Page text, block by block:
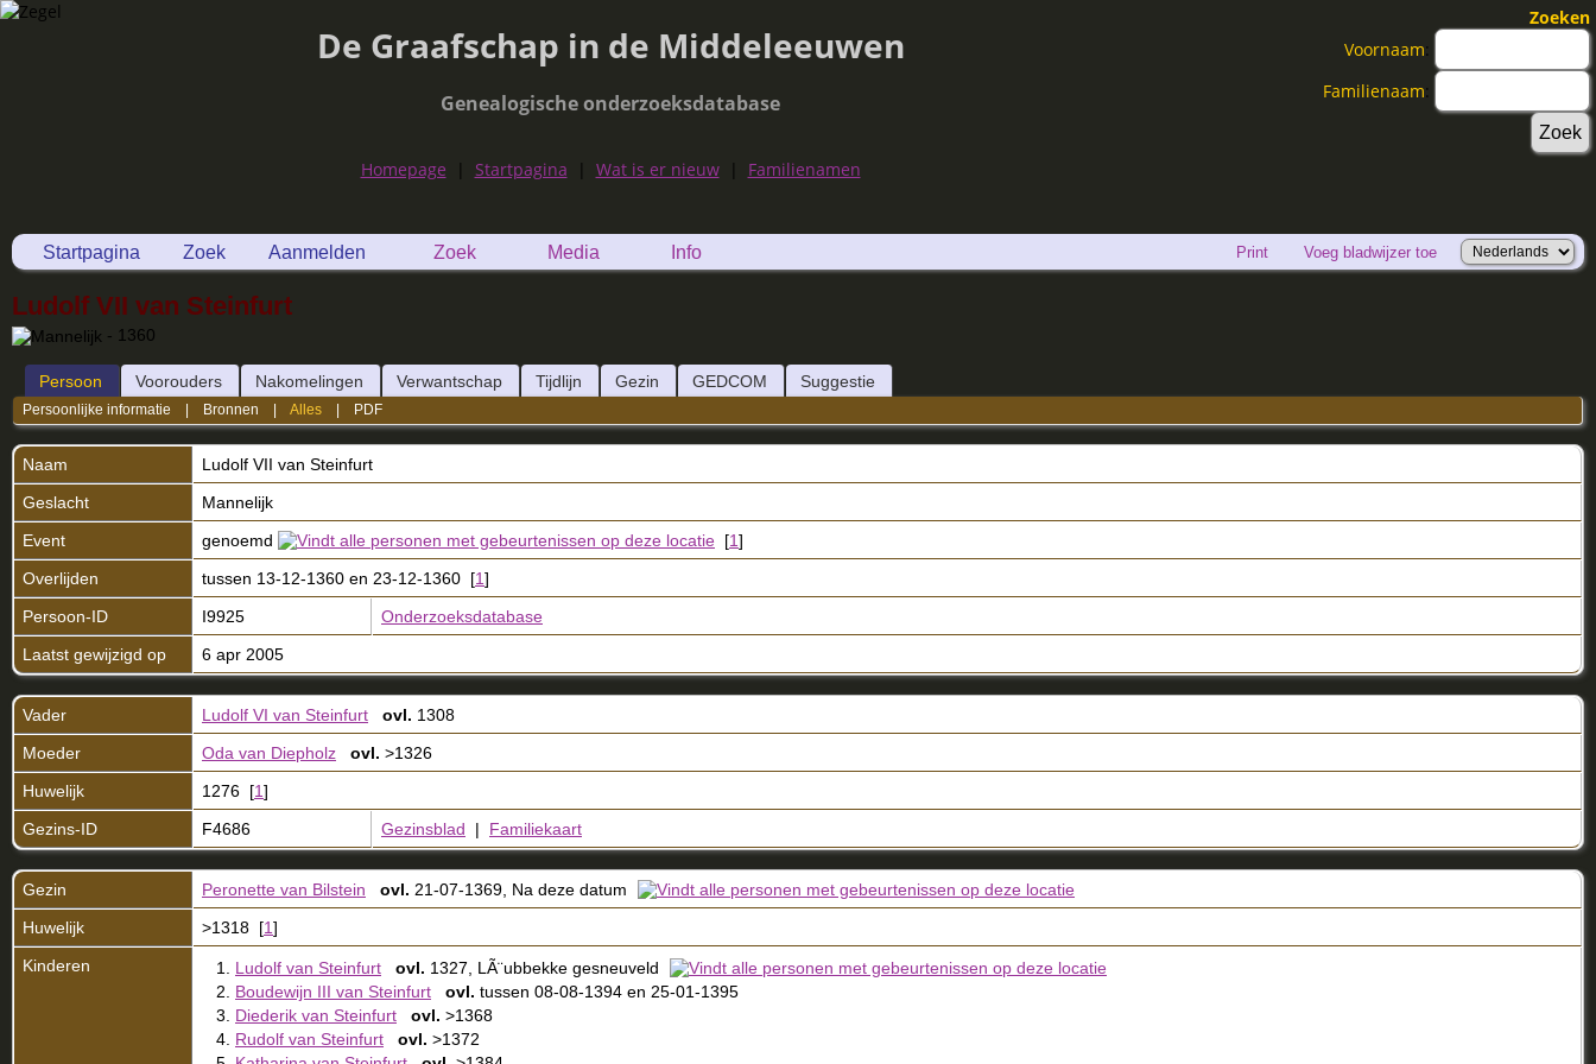
De Graafschap in de Middeleeuwen
Genealogische onderzoeksdatabase
Homepage Startpagina Wat is er nieuw| Familienamen
Zoeken
Voornaam:
Familienaam:
Startpagina Zoek Aanmelden Zoek Media Info Print Voeg bladwijzer toe
Ludolf VII van Steinfurt
- 1360
Persoon Voorouders Nakomelingen Verwantschap Tijdlijn Gezin GEDCOM Suggestie
Persoonlijke informatie Bronnen |Alles PDF
Naam Ludolf VII van Steinfurt
Geslacht
Mannelijk
Event
genoemd [1]
Overlijden
tussen 13-12-1360 en 23-12-1360 [1]
Persoon-ID
I9925
Onderzoeksdatabase
Laatst gewijzigd op
6 apr 2005
Vader Ludolf VI van Steinfurt ovl. 1308
Moeder
Oda van Diepholz ovl. >1326
Huwelijk
1276 [1]
Gezins-ID
F4686 Gezinsblad | Familiekaart
Gezin Peronette van Bilstein ovl. 21-07-1369, Na deze datum
Huwelijk
>1318 [1]
Kinderen
1. Ludolf van Steinfurt ovl. 1327, LÃ¨ubbekke gesneuveld
2. Boudewijn III van Steinfurt ovl. tussen 08-08-1394 en 25-01-1395
3. Diederik van Steinfurt ovl. >1368
4. Rudolf van Steinfurt ovl. >1372